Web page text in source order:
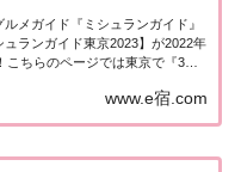
メガイド『ミシュランガイド』
ュランガイド東京2023】が2022年
こちらのページでは東京で『3つ
した。ミシュランガイド東京
www.e宿.com